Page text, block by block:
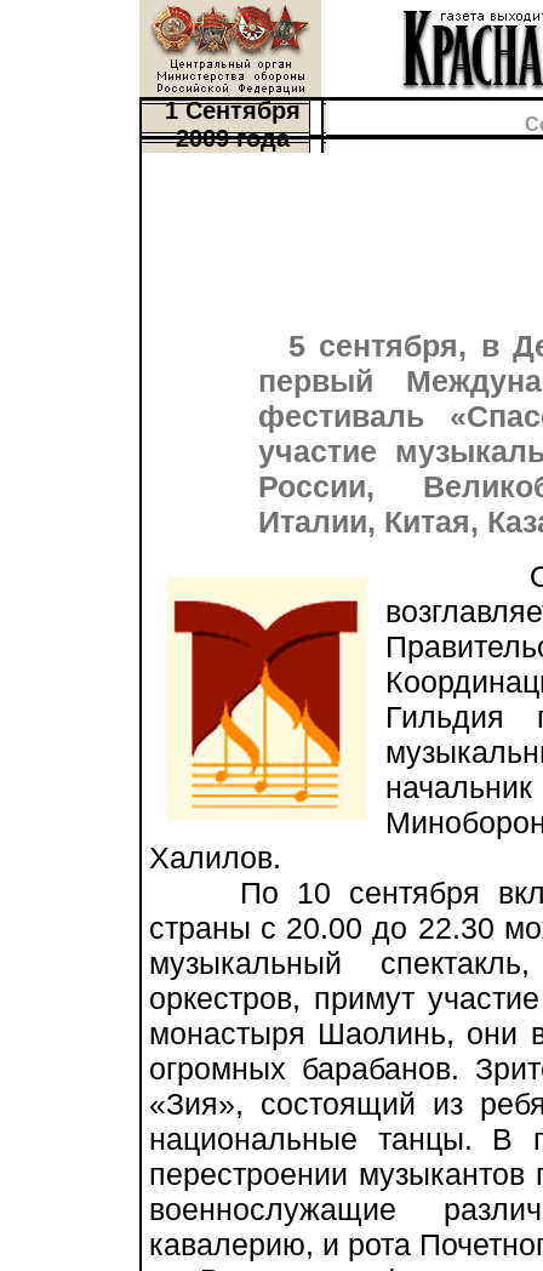
1 Сентября
2009 года
5 сентября, в
первый
фестиваль
участие
России,
Италии, Китая,
Гильдия
Халилов.
По 10 сентября
страны с 20.00 до 22.30
музыкальный
оркестров, примут
монастыря Шаолинь, они
огромных барабанов.
«Зия», состоящий из
национальные танцы. В
перестроении
военнослужащие
кавалерию, и рота